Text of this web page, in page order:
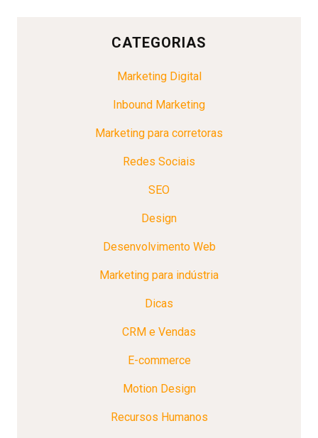
CATEGORIAS
Marketing Digital
Inbound Marketing
Marketing para corretoras
Redes Sociais
SEO
Design
Desenvolvimento Web
Marketing para indústria
Dicas
CRM e Vendas
E-commerce
Motion Design
Recursos Humanos